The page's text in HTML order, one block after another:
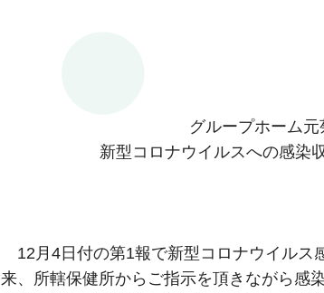
グループホーム元
新型コロナウイルスへの感染
12月4日付の第1報で新型コロナウイルス
来、所轄保健所からご指示を頂きながら感